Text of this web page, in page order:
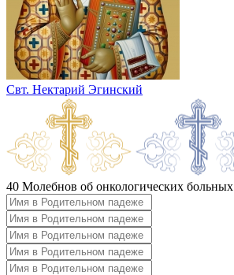
Свт. Нектарий Эгинский
40 Молебнов об онкологических больных